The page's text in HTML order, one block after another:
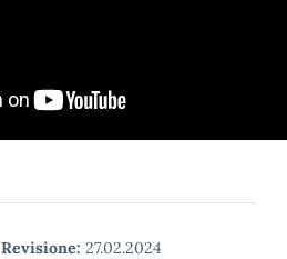
Revisione: 27.02.2024